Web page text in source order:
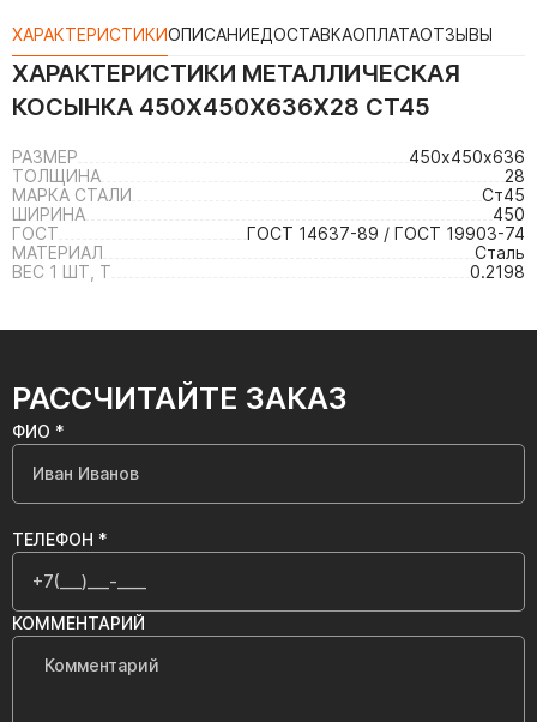
ХАРАКТЕРИСТИКИОПИСАНИЕДОСТАВКАОПЛАТАОТЗЫВЫ
ХАРАКТЕРИСТИКИ МЕТАЛЛИЧЕСКАЯ
КОСЫНКА 450Х450Х636Х28 СТ45
РАЗМЕР
450х450х636
ТОЛЩИНА
28
МАРКА СТАЛИ
Ст45
ШИРИНА
450
ГОСТ
ГОСТ 14637-89 / ГОСТ 19903-74
МАТЕРИАЛ
Сталь
ВЕС 1 ШТ, Т
0.2198
РАССЧИТАЙТЕ ЗАКАЗ
ФИО *
ТЕЛЕФОН *
КОММЕНТАРИЙ